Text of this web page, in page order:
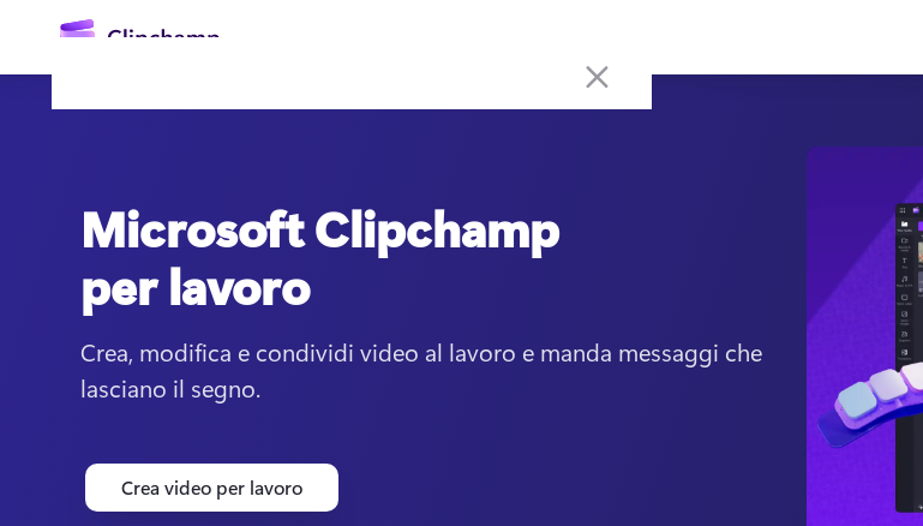
principale
Accedi
Microsoft Clipchamp
per lavoro
Crea, modifica e condividi video al lavoro e manda messaggi che
lasciano il segno.
Crea video per lavoro